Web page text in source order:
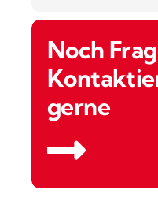
Noch
gerne